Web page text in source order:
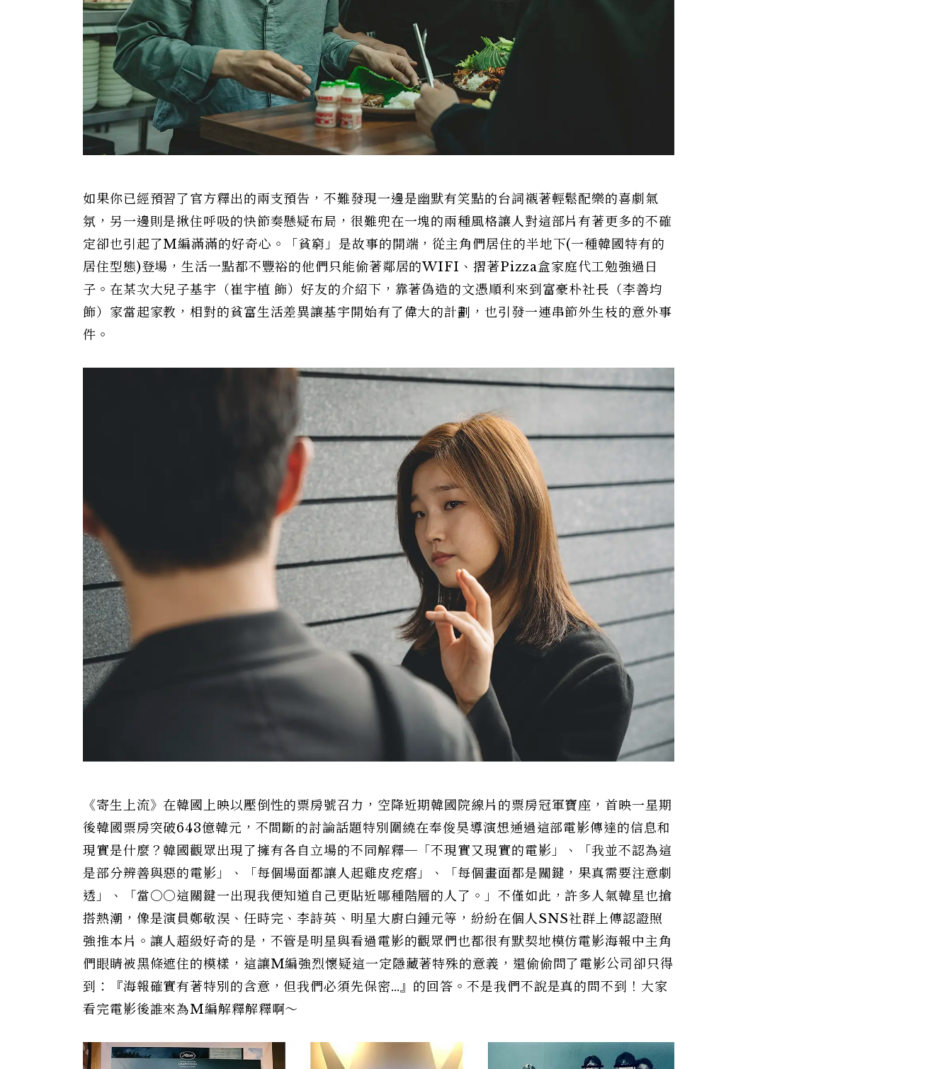
如果你已經預習了官方釋出的兩支預告，不難發現一邊是幽默有笑點的台詞襯著輕鬆配樂的喜劇氣
氛，另一邊則是揪住呼吸的快節奏懸疑布局，很難兜在一塊的兩種風格讓人對這部片有著更多的不確
定卻也引起了M編滿滿的好奇心。「貧窮」是故事的開端，從主角們居住的半地下(一種韓國特有的
居住型態)登場，生活一點都不豐裕的他們只能偷著鄰居的WIFI、摺著Pizza盒家庭代工勉強過日
子。在某次大兒子基宇（崔宇植 飾）好友的介紹下，靠著偽造的文憑順利來到富豪朴社長（李善均
飾）家當起家教，相對的貧富生活差異讓基宇開始有了偉大的計劃，也引發一連串節外生枝的意外事
件。
《寄生上流》在韓國上映以壓倒性的票房號召力，空降近期韓國院線片的票房冠軍寶座，首映一星期
後韓國票房突破643億韓元，不間斷的討論話題特別圍繞在奉俊昊導演想通過這部電影傳達的信息和
現實是什麼？韓國觀眾出現了擁有各自立場的不同解釋─「不現實又現實的電影」、「我並不認為這
是部分辨善與惡的電影」、「每個場面都讓人起雞皮疙瘩」、「每個畫面都是關鍵，果真需要注意劇
透」、「當○○這關鍵一出現我便知道自己更貼近哪種階層的人了。」不僅如此，許多人氣韓星也搶
搭熱潮，像是演員鄭敬淏、任時完、李詩英、明星大廚白鍾元等，紛紛在個人SNS社群上傳認證照
強推本片。讓人超級好奇的是，不管是明星與看過電影的觀眾們也都很有默契地模仿電影海報中主角
們眼睛被黑條遮住的模樣，這讓M編強烈懷疑這一定隱藏著特殊的意義，還偷偷問了電影公司卻只得
到：『海報確實有著特別的含意，但我們必須先保密…』的回答。不是我們不說是真的問不到！大家
看完電影後誰來為M編解釋解釋啊～